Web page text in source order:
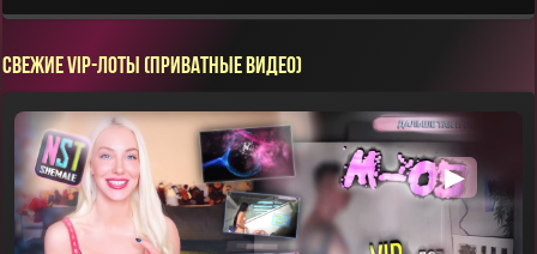
СВЕЖИЕ VIP-ЛОТЫ (ПРИВАТНЫЕ ВИДЕО)
▶